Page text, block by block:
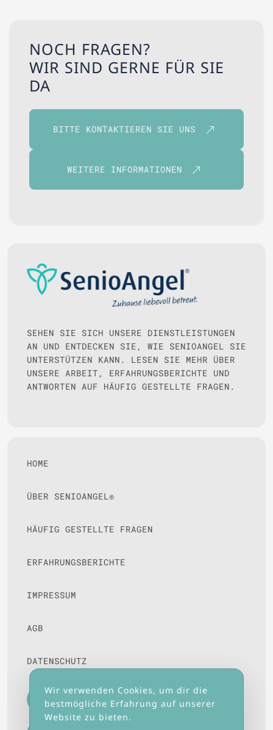
NOCH FRAGEN?
WIR SIND GERNE FÜR SIE
DA
BITTE KONTAKTIEREN SIE UNS
WEITERE INFORMATIONEN
SEHEN SIE SICH UNSERE DIENSTLEISTUNGEN
AN UND ENTDECKEN SIE, WIE SENIOANGEL SIE
UNTERSTÜTZEN KANN. LESEN SIE MEHR ÜBER
UNSERE ARBEIT, ERFAHRUNGSBERICHTE UND
ANTWORTEN AUF HÄUFIG GESTELLTE FRAGEN.
HOME
ÜBER SENIOANGEL®
HÄUFIG GESTELLTE FRAGEN
ERFAHRUNGSBERICHTE
IMPRESSUM
AGB
DATENSCHUTZ
0231 - 224000301
Wir verwenden Cookies, um dir die
bestmögliche Erfahrung auf unserer
Website zu bieten.